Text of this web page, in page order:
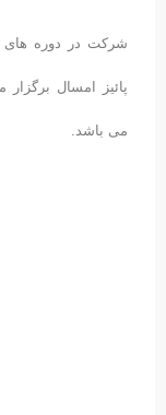
شرکت در دوره های
پائیز امسال
می باشد.